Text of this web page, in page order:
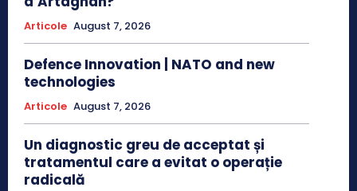
Articole August 7, 2026
Defence Innovation | NATO and new
technologies
Articole August 7, 2026
Un diagnostic greu de acceptat și
tratamentul care a evitat o operație
radicală